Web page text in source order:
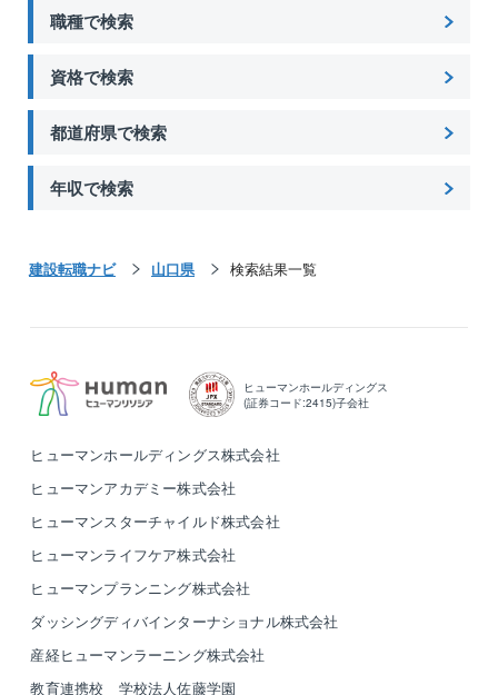
職種で検索
資格で検索
都道府県で検索
年収で検索
建設転職ナビ 山口県 検索結果一覧
ヒューマンホールディングス
(証券コード:2415)子会社
ヒューマンホールディングス株式会社
ヒューマンアカデミー株式会社
ヒューマンスターチャイルド株式会社
ヒューマンライフケア株式会社
ヒューマンプランニング株式会社
ダッシングディバインターナショナル株式会社
産経ヒューマンラーニング株式会社
教育連携校 学校法人佐藤学園